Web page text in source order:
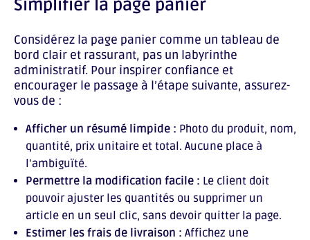
Simplifier la page panier
Considérez la page panier comme un tableau de
bord clair et rassurant, pas un labyrinthe
administratif. Pour inspirer confiance et
encourager le passage à l’étape suivante, assurez-
vous de :
Afficher un résumé limpide : Photo du produit, nom,
quantité, prix unitaire et total. Aucune place à
l’ambiguïté.
Permettre la modification facile : Le client doit
pouvoir ajuster les quantités ou supprimer un
article en un seul clic, sans devoir quitter la page.
Estimer les frais de livraison : Affichez une